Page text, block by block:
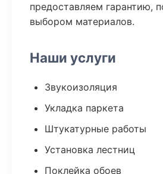
предоставляем гарантию,
выбором материалов.
Наши услуги
Звукоизоляция
Укладка паркета
Штукатурные работы
Установка лестниц
Поклейка обоев